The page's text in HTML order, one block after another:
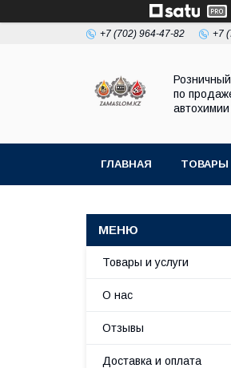
+7 (702) 964-47-82 +7
по
ГЛАВНАЯ ТОВАРЫ
Товары и услуги
О нас
Отзывы
Доставка и оплата